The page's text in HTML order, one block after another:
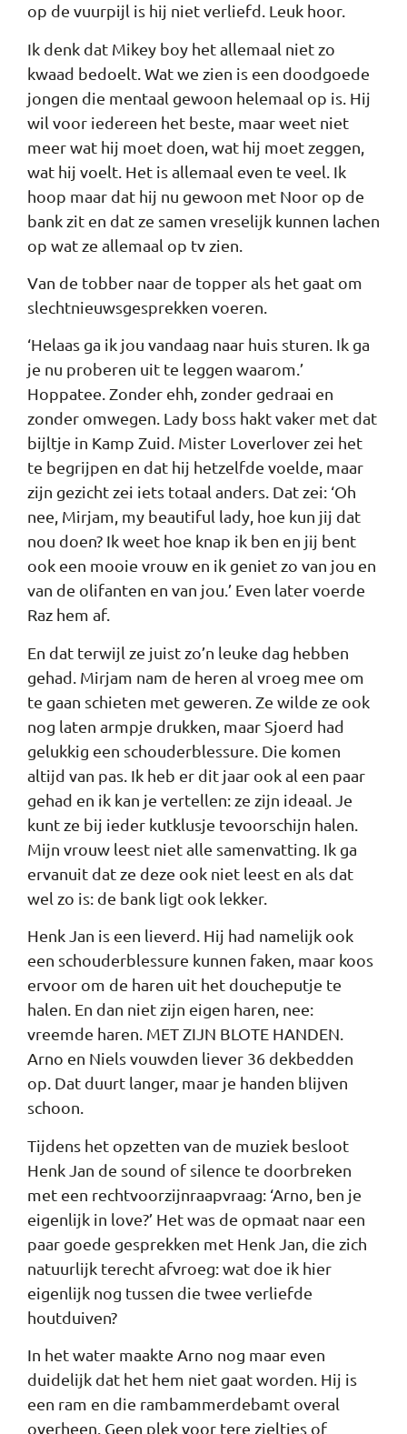
op de vuurpijl is hij niet verliefd. Leuk hoor.
Ik denk dat Mikey boy het allemaal niet zo
kwaad bedoelt. Wat we zien is een doodgoede
jongen die mentaal gewoon helemaal op is. Hij
wil voor iedereen het beste, maar weet niet
meer wat hij moet doen, wat hij moet zeggen,
wat hij voelt. Het is allemaal even te veel. Ik
hoop maar dat hij nu gewoon met Noor op de
bank zit en dat ze samen vreselijk kunnen lachen
op wat ze allemaal op tv zien.
Van de tobber naar de topper als het gaat om
slechtnieuwsgesprekken voeren.
‘Helaas ga ik jou vandaag naar huis sturen. Ik ga
je nu proberen uit te leggen waarom.’
Hoppatee. Zonder ehh, zonder gedraai en
zonder omwegen. Lady boss hakt vaker met dat
bijltje in Kamp Zuid. Mister Loverlover zei het
te begrijpen en dat hij hetzelfde voelde, maar
zijn gezicht zei iets totaal anders. Dat zei: ‘Oh
nee, Mirjam, my beautiful lady, hoe kun jij dat
nou doen? Ik weet hoe knap ik ben en jij bent
ook een mooie vrouw en ik geniet zo van jou en
van de olifanten en van jou.’ Even later voerde
Raz hem af.
En dat terwijl ze juist zo’n leuke dag hebben
gehad. Mirjam nam de heren al vroeg mee om
te gaan schieten met geweren. Ze wilde ze ook
nog laten armpje drukken, maar Sjoerd had
gelukkig een schouderblessure. Die komen
altijd van pas. Ik heb er dit jaar ook al een paar
gehad en ik kan je vertellen: ze zijn ideaal. Je
kunt ze bij ieder kutklusje tevoorschijn halen.
Mijn vrouw leest niet alle samenvatting. Ik ga
ervanuit dat ze deze ook niet leest en als dat
wel zo is: de bank ligt ook lekker.
Henk Jan is een lieverd. Hij had namelijk ook
een schouderblessure kunnen faken, maar koos
ervoor om de haren uit het doucheputje te
halen. En dan niet zijn eigen haren, nee:
vreemde haren. MET ZIJN BLOTE HANDEN.
Arno en Niels vouwden liever 36 dekbedden
op. Dat duurt langer, maar je handen blijven
schoon.
Tijdens het opzetten van de muziek besloot
Henk Jan de sound of silence te doorbreken
met een rechtvoorzijnraapvraag: ‘Arno, ben je
eigenlijk in love?’ Het was de opmaat naar een
paar goede gesprekken met Henk Jan, die zich
natuurlijk terecht afvroeg: wat doe ik hier
eigenlijk nog tussen die twee verliefde
houtduiven?
In het water maakte Arno nog maar even
duidelijk dat het hem niet gaat worden. Hij is
een ram en die rambammerdebamt overal
overheen. Geen plek voor tere zieltjes of